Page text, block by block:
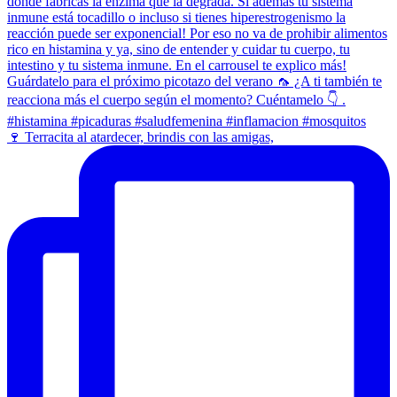
🍷 Terracita al atardecer, brindis con las amigas,